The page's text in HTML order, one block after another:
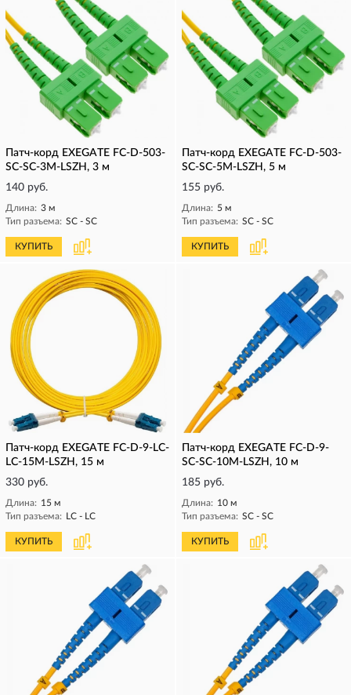
Патч-корд EXEGATE FC-D-503-
SC-SC-3M-LSZH, 3 м
140 руб.
Длина: 3 м
Тип разъема: SC - SC
КУПИТЬ
Патч-корд EXEGATE FC-D-503-
SC-SC-5M-LSZH, 5 м
155 руб.
Длина: 5 м
Тип разъема: SC - SC
КУПИТЬ
Патч-корд EXEGATE FC-D-9-LC-
LC-15M-LSZH, 15 м
330 руб.
Длина: 15 м
Тип разъема: LC - LC
КУПИТЬ
Патч-корд EXEGATE FC-D-9-
SC-SC-10M-LSZH, 10 м
185 руб.
Длина: 10 м
Тип разъема: SC - SC
КУПИТЬ